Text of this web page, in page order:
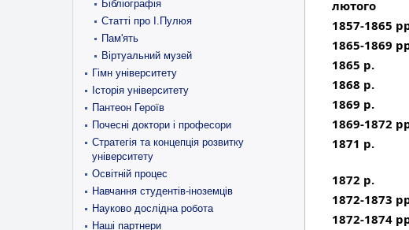
Бібліографія
Статті про І.Пулюя
Пам'ять
Віртуальний музей
Гімн університету
Історія університету
Пантеон Героїв
Почесні доктори і професори
Стратегія та концепція розвитку
університету
Освітній процес
Навчання студентів-іноземців
Науково дослідна робота
Наші партнери
лютого
1857-1865
1865-1869
1865 р.
1868 р.
1869 р.
1869-1872
1871 р.
1872 р.
1872-1873
1872-1874